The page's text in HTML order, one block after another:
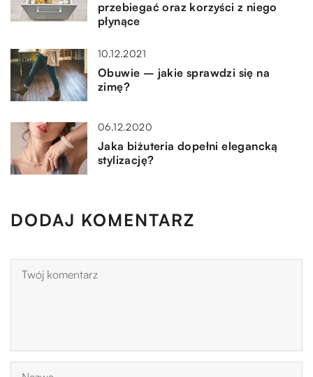
przebiegać oraz korzyści z niego
płynące
10.12.2021
Obuwie – jakie sprawdzi się na
zimę?
06.12.2020
Jaka biżuteria dopełni elegancką
stylizację?
DODAJ KOMENTARZ